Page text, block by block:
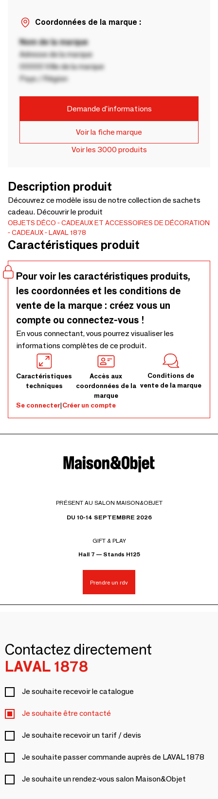
Coordonnées de la marque :
Nom de la marque
Adresse de la marque
00000 Ville de la marque
Pays / Région
Demande d'informations
Voir la fiche marque
Voir les 3000 produits
Description produit
Découvrez ce modèle issu de notre collection de sachets
cadeau. Découvrir le produit
OBJETS DÉCO
CADEAUX ET ACCESSOIRES DE DÉCORATION
CADEAUX
LAVAL 1878
Caractéristiques produit
Pour voir les caractéristiques produits,
les coordonnées et les conditions de
vente de la marque : créez vous un
compte ou connectez-vous !
En vous connectant, vous pourrez visualiser les
informations complètes de ce produit.
Caractéristiques
techniques
Accès aux
coordonnées de la
marque
Conditions de
vente de la marque
Se connecter|Créer un compte
PRÉSENT AU SALON MAISON&OBJET
DU 10-14 SEPTEMBRE 2026
GIFT & PLAY
Hall 7 — Stands H125
Prendre un rdv
Contactez directement
LAVAL 1878
Je souhaite recevoir le catalogue
Je souhaite être contacté
Je souhaite recevoir un tarif / devis
Je souhaite passer commande auprès de LAVAL 1878
Je souhaite un rendez-vous salon Maison&Objet